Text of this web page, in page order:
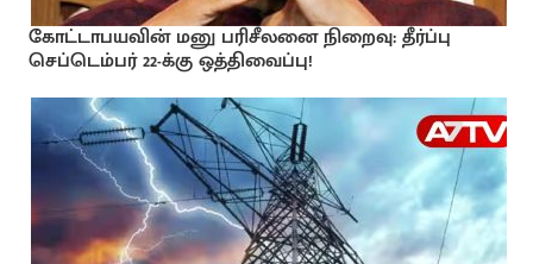
கோட்டாபயவின் மனு பரிசீலனை நிறைவு: தீர்ப்பு
செப்டெம்பர் 22-க்கு ஒத்திவைப்பு!